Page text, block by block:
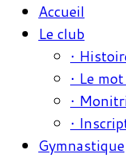
Accueil
Le club
•
• Le
•
•
Gymnastique